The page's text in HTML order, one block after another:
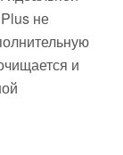
не
и